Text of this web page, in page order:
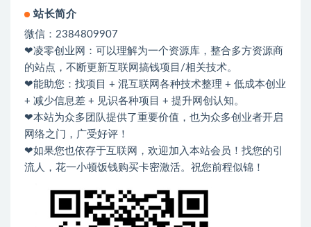
站长简介
微信：2384809907
❤凌零创业网：可以理解为一个资源库，整合多方资源商
的站点，不断更新互联网搞钱项目/相关技术。
❤能助您：找项目 + 混互联网各种技术整理 + 低成本创业
+ 减少信息差 + 见识各种项目 + 提升网创认知。
❤本站为众多团队提供了重要价值，也为众多创业者开启
网络之门，广受好评！
❤如果您也依存于互联网，欢迎加入本站会员！找您的引
流人，花一小顿饭钱购买卡密激活。祝您前程似锦！